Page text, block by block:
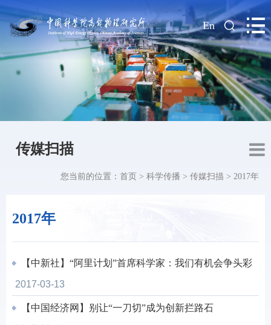
| En
传媒扫描
2017年
您当前的位置： 首页 > 科学传播 > 传媒扫描 > 2017年
【中新社】“阿里计划”首席科学家：我们有机会争头彩
2017-03-13
【中国经济网】别让“一刀切”成为创新拦路石